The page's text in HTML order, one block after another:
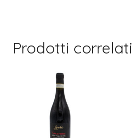
Prodotti correlati